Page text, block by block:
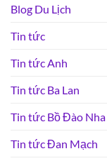
Blog Du Lịch
Tin tức
Tin tức Anh
Tin tức Ba Lan
Tin tức Bồ Đào Nha
Tin tức Đan Mạch